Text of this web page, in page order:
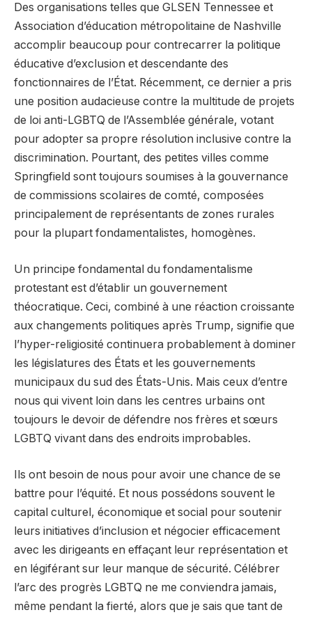
Des organisations telles que GLSEN Tennessee et
Association d’éducation métropolitaine de Nashville
accomplir beaucoup pour contrecarrer la politique
éducative d’exclusion et descendante des
fonctionnaires de l’État. Récemment, ce dernier a pris
une position audacieuse contre la multitude de projets
de loi anti-LGBTQ de l’Assemblée générale, votant
pour adopter sa propre résolution inclusive contre la
discrimination. Pourtant, des petites villes comme
Springfield sont toujours soumises à la gouvernance
de commissions scolaires de comté, composées
principalement de représentants de zones rurales
pour la plupart fondamentalistes, homogènes.
Un principe fondamental du fondamentalisme
protestant est d’établir un gouvernement
théocratique. Ceci, combiné à une réaction croissante
aux changements politiques après Trump, signifie que
l’hyper-religiosité continuera probablement à dominer
les législatures des États et les gouvernements
municipaux du sud des États-Unis. Mais ceux d’entre
nous qui vivent loin dans les centres urbains ont
toujours le devoir de défendre nos frères et sœurs
LGBTQ vivant dans des endroits improbables.
Ils ont besoin de nous pour avoir une chance de se
battre pour l’équité. Et nous possédons souvent le
capital culturel, économique et social pour soutenir
leurs initiatives d’inclusion et négocier efficacement
avec les dirigeants en effaçant leur représentation et
en légiférant sur leur manque de sécurité. Célébrer
l’arc des progrès LGBTQ ne me conviendra jamais,
même pendant la fierté, alors que je sais que tant de